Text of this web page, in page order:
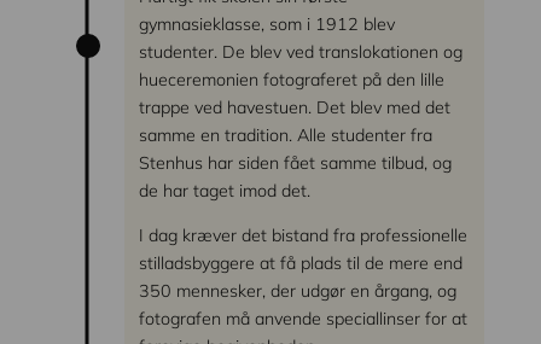
gymnasieklasse, som i 1912 blev
studenter. De blev ved translokationen og
hueceremonien fotograferet på den lille
trappe ved havestuen. Det blev med det
samme en tradition. Alle studenter fra
Stenhus har siden fået samme tilbud, og
de har taget imod det.
I dag kræver det bistand fra professionelle
stilladsbyggere at få plads til de mere end
350 mennesker, der udgør en årgang, og
fotografen må anvende speciallinser for at